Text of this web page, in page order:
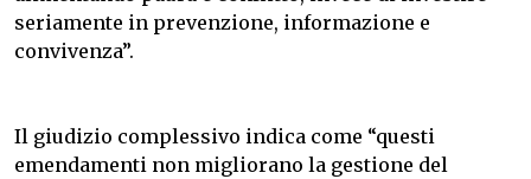
seriamente in prevenzione, informazione e
convivenza”.
Il giudizio complessivo indica come “questi
emendamenti non migliorano la gestione del